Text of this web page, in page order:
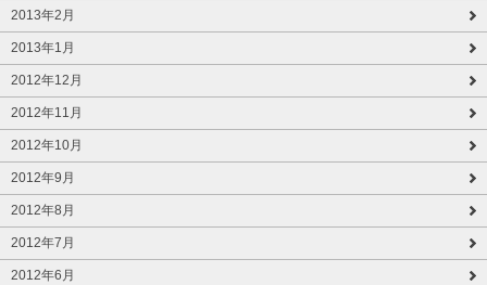
2013年2月
2013年1月
2012年12月
2012年11月
2012年10月
2012年9月
2012年8月
2012年7月
2012年6月